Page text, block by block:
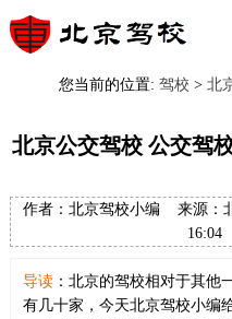
您当前的位置: 驾校 > 北
北京公交驾校 公交驾
作者：北京驾校小编 来源：
16:04
导读：北京的驾校相对于其他
有几十家，今天北京驾校小编